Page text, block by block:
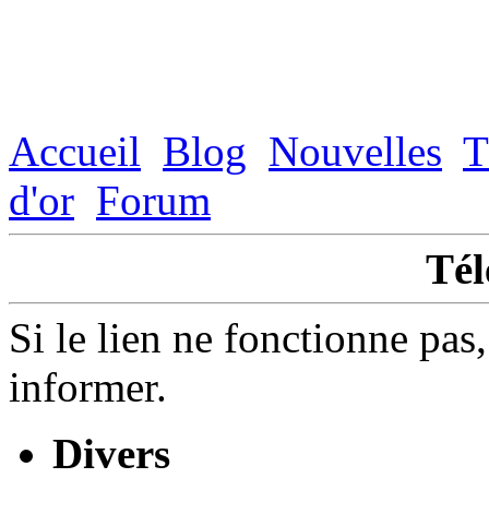
Accueil Blog Nouvelles
d'or Forum
Si le lien ne fonctionne
informer.
Divers